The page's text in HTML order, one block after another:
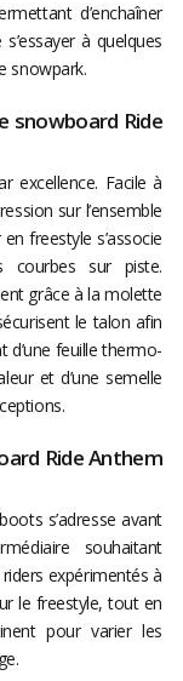
d’enchaîner
à quelques
snowpark.
snowboard Ride
excellence. Facile à
sur l’ensemble
freestyle s’associe
courbes sur piste.
grâce à la molette
le talon afin
d’une feuille thermo-
et d’une semelle
Ride Anthem
s’adresse avant
souhaitant
expérimentés à
le freestyle, tout en
pour varier les